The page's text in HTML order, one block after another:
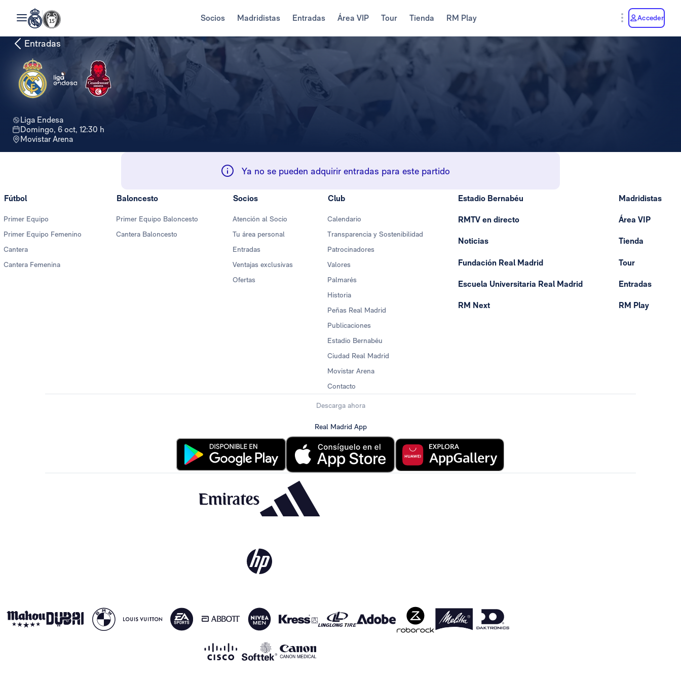
Socios Madridistas Entradas Área VIP Tour Tienda RM Play Acceder
Entradas
Liga Endesa
domingo, 6 oct, 12:30 h
Movistar Arena
Ya no se pueden adquirir entradas para este partido
Fútbol
Primer Equipo
Primer Equipo Femenino
Cantera
Cantera Femenina
Baloncesto
Primer Equipo Baloncesto
Cantera Baloncesto
Socios
Atención al Socio
Tu área personal
Entradas
Ventajas exclusivas
Ofertas
Club
Calendario
Transparencia y Sostenibilidad
Patrocinadores
Valores
Palmarés
Historia
Peñas Real Madrid
Publicaciones
Estadio Bernabéu
Ciudad Real Madrid
Movistar Arena
Contacto
Estadio Bernabéu
RMTV en directo
Noticias
Fundación Real Madrid
Escuela Universitaria Real Madrid
RM Next
Madridistas
Área VIP
Tienda
Tour
Entradas
RM Play
Descarga ahora
Real Madrid App